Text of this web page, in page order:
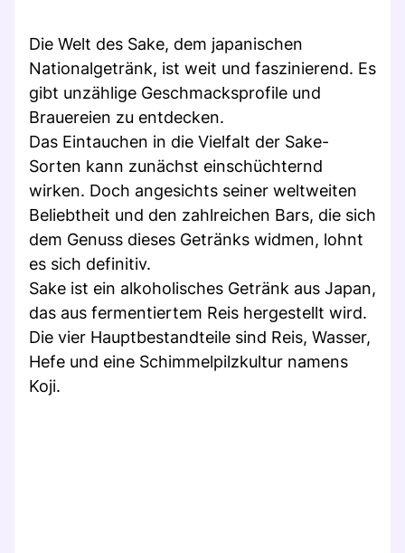
Die Welt des Sake, dem japanischen
Nationalgetränk, ist weit und faszinierend. Es
gibt unzählige Geschmacksprofile und
Brauereien zu entdecken.
Das Eintauchen in die Vielfalt der Sake-
Sorten kann zunächst einschüchternd
wirken. Doch angesichts seiner weltweiten
Beliebtheit und den zahlreichen Bars, die sich
dem Genuss dieses Getränks widmen, lohnt
es sich definitiv.
Sake ist ein alkoholisches Getränk aus Japan,
das aus fermentiertem Reis hergestellt wird.
Die vier Hauptbestandteile sind Reis, Wasser,
Hefe und eine Schimmelpilzkultur namens
Koji.